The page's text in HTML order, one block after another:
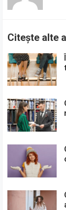
Citește alte